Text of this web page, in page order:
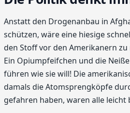
Anstatt den Drogenanbau in
schützen, wäre eine hiesige
den Stoff vor den Amerikanern
Ein Opiumpfeifchen und die
führen wie sie will! Die
damals die Atomsprengköpfe
gefahren haben, waren alle leicht